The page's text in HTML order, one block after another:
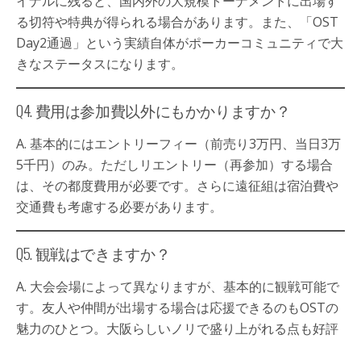
る切符や特典が得られる場合があります。また、「OST
Day2通過」という実績自体がポーカーコミュニティで大
きなステータスになります。
Q4. 費用は参加費以外にもかかりますか？
A. 基本的にはエントリーフィー（前売り3万円、当日3万
5千円）のみ。ただしリエントリー（再参加）する場合
は、その都度費用が必要です。さらに遠征組は宿泊費や
交通費も考慮する必要があります。
Q5. 観戦はできますか？
A. 大会会場によって異なりますが、基本的に観戦可能で
す。友人や仲間が出場する場合は応援できるのもOSTの
魅力のひとつ。大阪らしいノリで盛り上がれる点も好評